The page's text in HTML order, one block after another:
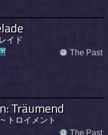
イド
The Past
Träumend
トロイメント
The Past